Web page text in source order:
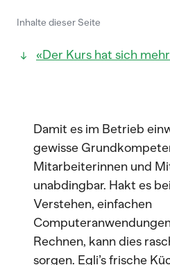
Inhalte dieser Seite
«Der Kurs hat sich
Damit es im Betrieb
gewisse
Mitarbeiterinnen und
unabdingbar. Hakt es
Verstehen, einfachen
Rechnen, kann dies
sorgen. Egli’s frische